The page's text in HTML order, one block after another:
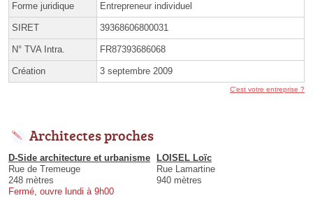
Forme juridique Entrepreneur individuel
SIRET 39368606800031
N° TVA Intra. FR87393686068
Création 3 septembre 2009
C'est votre entreprise ?
Architectes proches
D-Side architecture et urbanisme
Rue de Tremeuge
248 mètres
Fermé, ouvre lundi à 9h00
LOISEL Loïc
Rue Lamartine
940 mètres